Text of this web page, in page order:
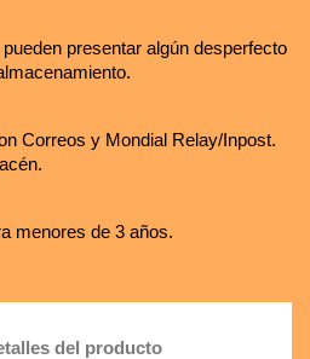
presentar algún desperfecto
Correos y Mondial Relay/Inpost.
menores de 3 años.
del producto